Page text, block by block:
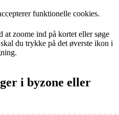
funktionelle cookies.
zoome ind på kortet eller søge
du trykke på det øverste ikon i
i byzone eller